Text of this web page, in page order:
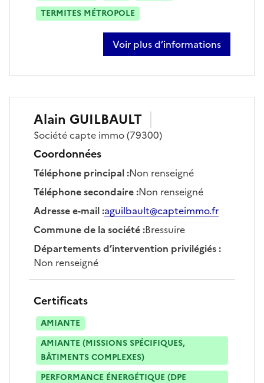
TERMITES MÉTROPOLE
Voir plus d’informations
sur franck bouchet
Alain GUILBAULT
Sociétécapte immo(79300)
Coordonnées
Téléphone principal:Non renseigné
Téléphone secondaire:Non renseigné
Adresse e-mail:aguilbault@capteimmo.fr
Commune de la société:Bressuire
Départements d’intervention privilégiés:
Non renseigné
Certificats
AMIANTE
AMIANTE (MISSIONS SPÉCIFIQUES,
BÂTIMENTS COMPLEXES)
PERFORMANCE ÉNERGÉTIQUE (DPE